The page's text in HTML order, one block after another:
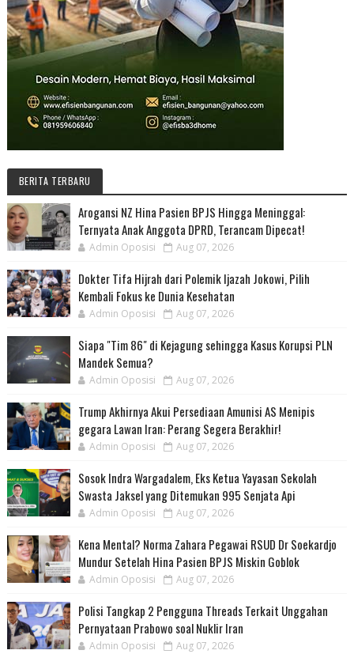
BERITA TERBARU
Arogansi NZ Hina Pasien BPJS Hingga Meninggal:
Ternyata Anak Anggota DPRD, Terancam Dipecat!
Admin Oposisi Aug 07, 2026
Dokter Tifa Hijrah dari Polemik Ijazah Jokowi, Pilih
Kembali Fokus ke Dunia Kesehatan
Admin Oposisi Aug 07, 2026
Siapa "Tim 86" di Kejagung sehingga Kasus Korupsi PLN
Mandek Semua?
Admin Oposisi Aug 07, 2026
Trump Akhirnya Akui Persediaan Amunisi AS Menipis
gegara Lawan Iran: Perang Segera Berakhir!
Admin Oposisi Aug 07, 2026
Sosok Indra Wargadalem, Eks Ketua Yayasan Sekolah
Swasta Jaksel yang Ditemukan 995 Senjata Api
Admin Oposisi Aug 07, 2026
Kena Mental? Norma Zahara Pegawai RSUD Dr Soekardjo
Mundur Setelah Hina Pasien BPJS Miskin Goblok
Admin Oposisi Aug 07, 2026
Polisi Tangkap 2 Pengguna Threads Terkait Unggahan
Pernyataan Prabowo soal Nuklir Iran
Admin Oposisi Aug 07, 2026